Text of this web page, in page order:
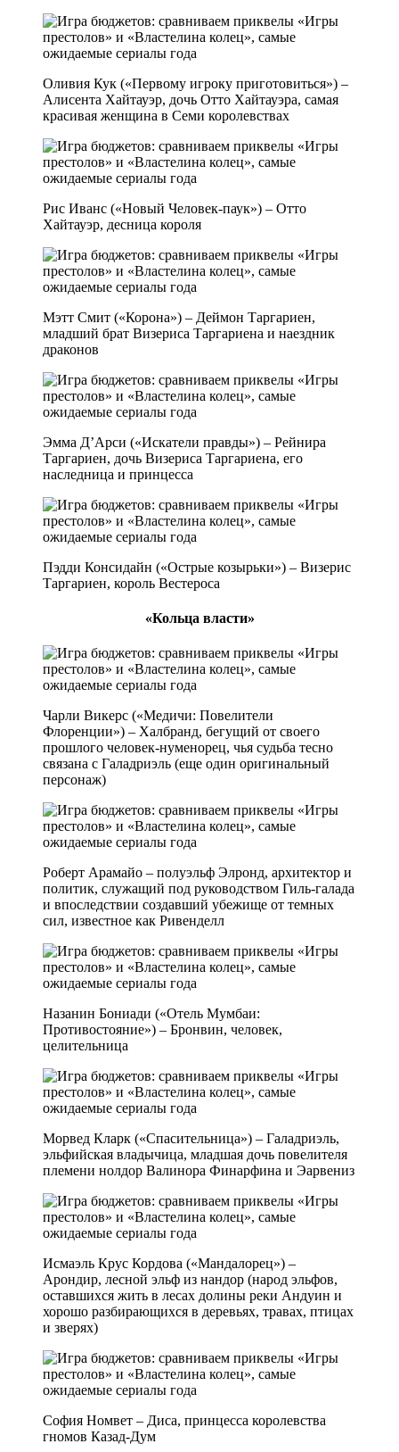
Оливия Кук («Первому игроку приготовиться») –
Алисента Хайтауэр, дочь Отто Хайтауэра, самая
красивая женщина в Семи королевствах
Рис Иванс («Новый Человек-паук») – Отто
Хайтауэр, десница короля
Мэтт Смит («Корона») – Деймон Таргариен,
младший брат Визериса Таргариена и наездник
драконов
Эмма Д’Арси («Искатели правды») – Рейнира
Таргариен, дочь Визериса Таргариена, его
наследница и принцесса
Пэдди Консидайн («Острые козырьки») – Визерис
Таргариен, король Вестероса
«Кольца власти»
Чарли Викерс («Медичи: Повелители
Флоренции») – Халбранд, бегущий от своего
прошлого человек-нуменорец, чья судьба тесно
связана с Галадриэль (еще один оригинальный
персонаж)
Роберт Арамайо – полуэльф Элронд, архитектор и
политик, служащий под руководством Гиль-галада
и впоследствии создавший убежище от темных
сил, известное как Ривенделл
Назанин Бониади («Отель Мумбаи:
Противостояние») – Бронвин, человек,
целительница
Морвед Кларк («Спасительница») – Галадриэль,
эльфийская владычица, младшая дочь повелителя
племени нолдор Валинора Финарфина и Эарвениз
Исмаэль Крус Кордова («Мандалорец») –
Арондир, лесной эльф из нандор (народ эльфов,
оставшихся жить в лесах долины реки Андуин и
хорошо разбирающихся в деревьях, травах, птицах
и зверях)
София Номвет – Диса, принцесса королевства
гномов Казад-Дум